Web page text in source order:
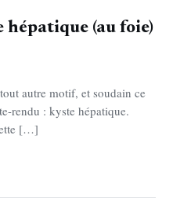
hépatique (au foie)
autre motif, et soudain ce
rendu : kyste hépatique.
[…]